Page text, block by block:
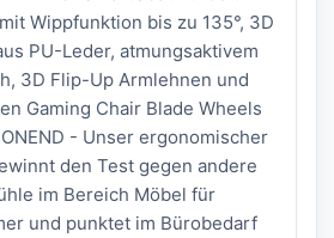
Wippfunktion bis zu 135°, 3D
PU-Leder, atmungsaktivem
3D Flip-Up Armlehnen und
Gaming Chair Blade Wheels
- Unser ergonomischer
den Test gegen andere
im Bereich Möbel für
und punktet im Bürobedarf